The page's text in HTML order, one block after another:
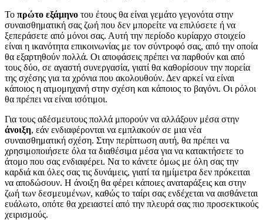
Το πρώτο εξάμηνο του έτους θα είναι γεμάτο γεγονότα στην
συναισθηματική σας ζωή που δεν μπορείτε να επιλύσετε ή να
ξεπεράσετε από μόνοι σας. Αυτή την περίοδο κυρίαρχο στοιχείο
είναι η ικανότητα επικοινωνίας με τον σύντροφό σας, από την οποία
θα εξαρτηθούν πολλά. Οι αποφάσεις πρέπει να παρθούν και από
τους δύο, σε αγαστή συνεργασία, γιατί θα καθορίσουν την πορεία
της σχέσης για τα χρόνια που ακολουθούν. Δεν αρκεί να είναι
κάποιος η ατμομηχανή στην σχέση και κάποιος το βαγόνι. Οι ρόλοι
θα πρέπει να είναι ισότιμοι.
Για τους αδέσμευτους πολλά μπορούν να αλλάξουν μέσα στην
άνοιξη, εάν ενδιαφέρονται να εμπλακούν σε μια νέα
συναισθηματική σχέση. Στην περίπτωση αυτή, θα πρέπει να
χρησιμοποιήσετε όλα τα διαθέσιμα μέσα για να κατακτήσετε το
άτομο που σας ενδιαφέρει. Να το κάνετε όμως με όλη σας την
καρδιά και όλες σας τις δυνάμεις, γιατί τα ημίμετρα δεν πρόκειται
να αποδώσουν. Η άνοιξη θα φέρει κάποιες αναταράξεις και στην
ζωή των δεσμευμένων, καθώς το ταίρι σας ενδέχεται να αισθάνεται
ευάλωτο, οπότε θα χρειαστεί από την πλευρά σας πιο προσεκτικούς
χειρισμούς.